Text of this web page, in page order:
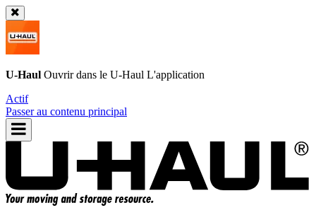
U-Haul Ouvrir dans le U-Haul L'application
Actif
Passer au contenu principal